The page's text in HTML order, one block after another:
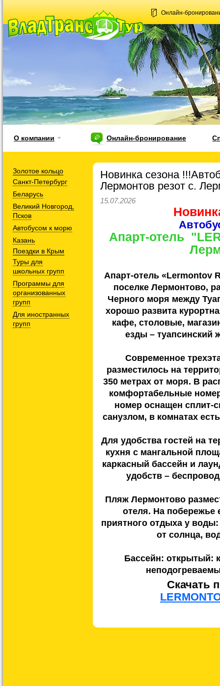
Онлайн-
О компании Онлайн-бронирование
Новинка сезона
Лермонтов резот с.
15.07.2026
Апарт-отель
Апарт-отель «Lermontov
поселке Лермонтово,
Черного моря между
хорошо развита
кафе, столовые,
езды – туапсинский
Современное
разместилось на
350 метрах от моря. В
комфортабельные
номер оснащен сплит-
санузлом, в комнатах
Для удобства гостей на
кухня с мангальной
каркасный бассейн и
удобств –
Пляж Лермонтово
отеля. На побережье
приятного отдыха у
от солнца,
Бассейн: открытый:
Скачать
Золотое кольцо
Санкт-Петербург
Беларусь
Великий Новгород,
Псков
Автобусом к морю
Казань
Поездки в Крым
Туры для
школьных групп
Программы для
организованных
групп
Для иностранных
групп